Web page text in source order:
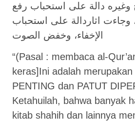
دالة على استحباب رفع
وجاءت اثاردالة على استحباب
الإخفاء، وخفض الصوت
“(Pasal : membaca al-
keras]Ini adalah
PENTING dan PATUT
Ketahuilah, bahwa banyak
kitab shahih dan lainnya